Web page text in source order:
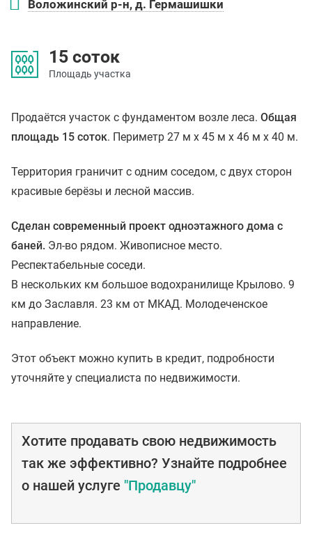
Воложинский р-н, д. Гермашишки
15 соток
Площадь участка
Продаётся участок с фундаментом возле леса. Общая
площадь 15 соток. Периметр 27 м х 45 м х 46 м х 40 м.
Территория граничит с одним соседом, с двух сторон
красивые берёзы и лесной массив.
Сделан современный проект одноэтажного дома с
баней. Эл-во рядом. Живописное место.
Респектабельные соседи.
В нескольких км большое водохранилище Крылово. 9
км до Заславля. 23 км от МКАД. Молодеченское
направление.
Этот объект можно купить в кредит, подробности
уточняйте у специалиста по недвижимости.
Хотите продавать свою недвижимость
так же эффективно? Узнайте подробнее
о нашей услуге "Продавцу"